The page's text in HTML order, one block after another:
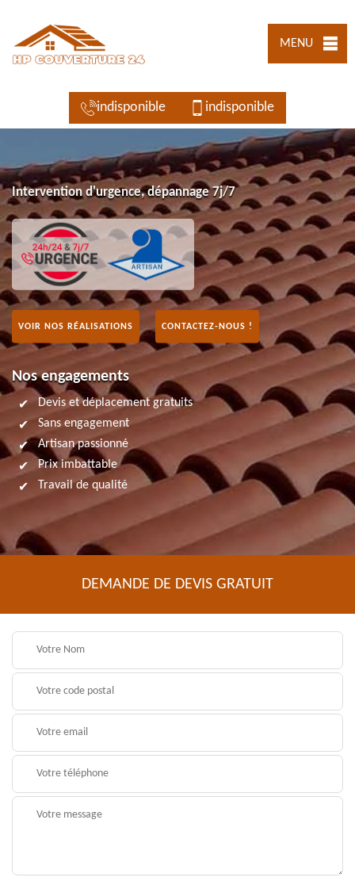
MENU
indisponible indisponible
Intervention d'urgence, dépannage 7j/7
VOIR NOS RÉALISATIONS CONTACTEZ-NOUS !
Nos engagements
Devis et déplacement gratuits
Sans engagement
Artisan passionné
Prix imbattable
Travail de qualité
DEMANDE DE DEVIS GRATUIT